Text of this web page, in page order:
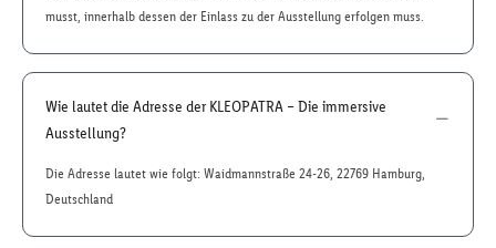
musst, innerhalb dessen der Einlass zu der Ausstellung erfolgen muss.
Wie lautet die Adresse der KLEOPATRA – Die immersive
Ausstellung?
Die Adresse lautet wie folgt: Waidmannstraße 24-26, 22769 Hamburg,
Deutschland